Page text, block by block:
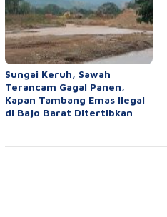
Sungai Keruh, Sawah
Terancam Gagal Panen,
Kapan Tambang Emas Ilegal
di Bajo Barat Ditertibkan